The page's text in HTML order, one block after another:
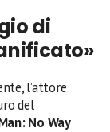
di
l’attore
del
No Way